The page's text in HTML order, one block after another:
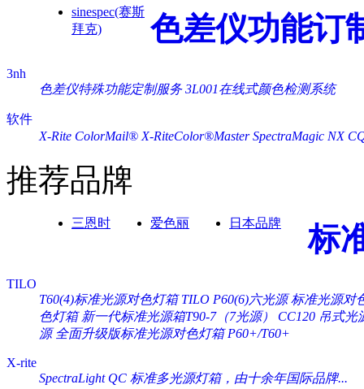
sinespec(赛斯
拜克)
色差仪功能订
3nh
色差仪特殊功能定制服务 3L001在线式颜色检测系统
软件
X-Rite ColorMail® X-RiteColor®Master SpectraMagic NX
推荐品牌
三恩时 爱色丽 日本品牌 标
TILO
T60(4)标准光源对色灯箱 TILO P60(6)六光源 标准光源对
色灯箱 新一代标准光源箱T90-7（7光源）
CC120 吊式
源 全面升级版标准光源对色灯箱 P60+/T60+
X-rite
SpectraLight QC 标准多光源灯箱，由十余年国际品牌...